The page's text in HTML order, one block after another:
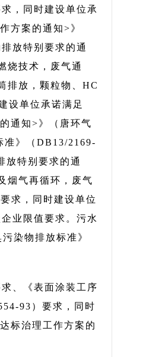
，同时建设单位承
方案的通知>》
放特别要求的通
烧技术，废气通
排放，颗粒物、HC
设单位承诺满足
通知>》（唐环气
准》（DB13/2169-
放特别要求的通
烟气再循环，废气
求，同时建设单位
业限值要求。污水
染物排放标准》
、《表面涂装工序
93）要求，同时
标治理工作方案的